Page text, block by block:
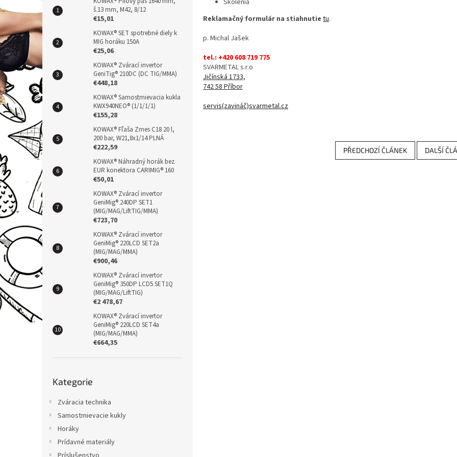
n
e
l
š.13 mm, M42, 8/12
€15,01
KOWAX® SET spotrebné diely k
MIG horáku 150A
€25,06
KOWAX® Zvárací invertor
GeniTig® 210DC (DC TIG/MMA)
€448,18
KOWAX® Samostmievacia kukla
KWX940NEO® (1/1/1/1)
€155,28
KOWAX® Fľaša Zmes C18 20 l,
200 bar, W21,8x1/14 PLNÁ
€222,59
KOWAX® Náhradný horák bez
EUR konektora CARIMIG® 160
€50,01
KOWAX® Zvárací invertor
GeniMig® 240DP SET1
(MIG/MAG/LiftTIG/MMA)
€723,70
KOWAX® Zvárací invertor
GeniMig® 220LCD SET2a
(MIG/MAG/MMA)
€900,46
KOWAX® Zvárací invertor
GeniMig® 350DP LCD5 SET1Q
(MIG/MAG/LiftTIG)
€2 478,67
KOWAX® Zvárací invertor
GeniMig® 220LCD SET4a
(MIG/MAG/MMA)
€664,35
kategorie
Kategorie
Zváracia technika
Samostmievacie kukly
Horáky
Prídavné materiály
Reklamačný formulár na stiahnutie tu.
p. Michal Jašek
tel.: +420 608 719 775
SVARMETAL s.r.o
Jičínská 1733,
742 58 Příbor
servis(zavináč)svarmetal.cz
PŘEDCHOZÍ ČLÁNEK DALŠÍ